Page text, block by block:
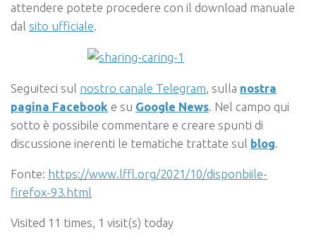
attendere potete procedere con il download manuale
dal sito ufficiale.
Seguiteci sul nostro canale Telegram, sulla nostra
pagina Facebook e su Google News. Nel campo qui
sotto è possibile commentare e creare spunti di
discussione inerenti le tematiche trattate sul blog.
Fonte: https://www.lffl.org/2021/10/disponbiile-
firefox-93.html
Visited 11 times, 1 visit(s) today